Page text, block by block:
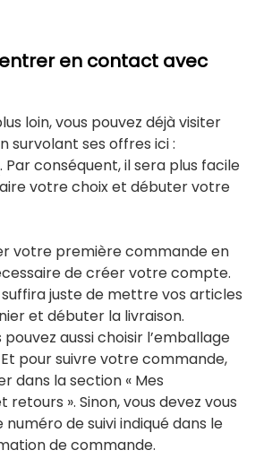
en contact avec
loin, vous pouvez déjà visiter
survolant ses offres ici :
. Par conséquent, il sera plus facile
votre choix et débuter votre
votre première commande en
de créer votre compte.
suffira juste de mettre vos articles
et débuter la livraison.
pouvez aussi choisir l’emballage
pour suivre votre commande,
dans la section « Mes
». Sinon, vous devez vous
de suivi indiqué dans le
de commande.